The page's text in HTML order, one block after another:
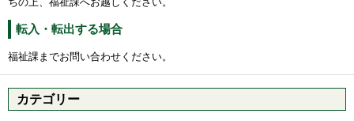
転入・転出する場合
福祉課までお問い合わせください。
カテゴリー